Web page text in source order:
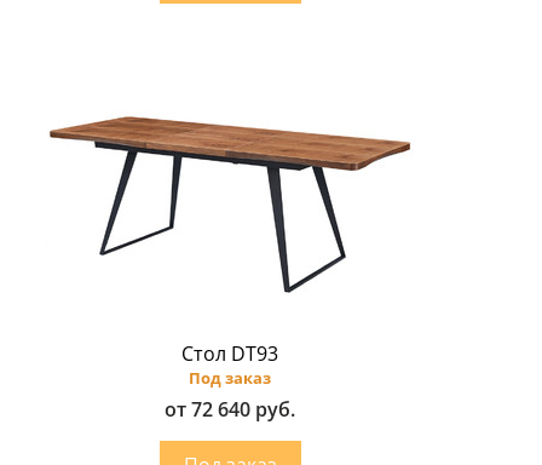
Стол DT93
Под заказ
от 72 640 руб.